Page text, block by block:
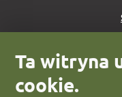
Ta witryna
cookie.
2026